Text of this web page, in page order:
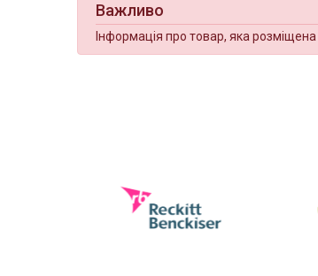
Важливо
Інформація про товар, яка розміщена